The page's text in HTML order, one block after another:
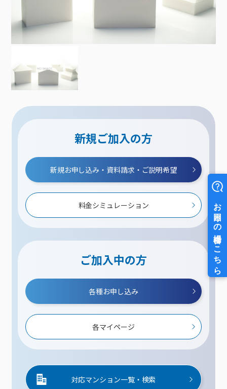
新規ご加入の方
新規お申し込み・資料請求・ご説明希望
料金シミュレーション
ご加入中の方
各種お申し込み
各マイページ
対応マンション一覧・検索